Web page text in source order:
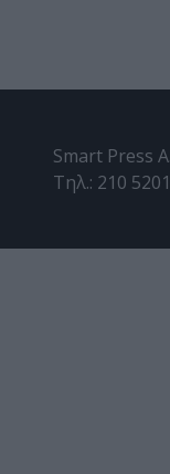
Smart Press
Τηλ.: 210